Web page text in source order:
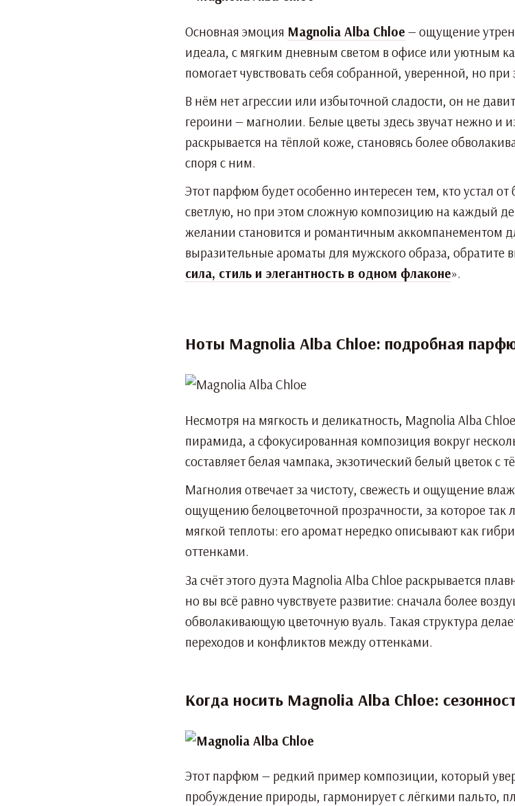
Основная эмоция Magnolia Alba Chloe — ощущение
идеала, с мягким дневным светом в офисе или уютным
помогает чувствовать себя собранной, уверенной, но
В нём нет агрессии или избыточной сладости, он не
героини — магнолии. Белые цветы здесь звучат нежно
раскрывается на тёплой коже, становясь более
споря с ним.
Этот парфюм будет особенно интересен тем, кто устал
светлую, но при этом сложную композицию на каждый
желании становится и романтичным аккомпанементом
выразительные ароматы для мужского образа, обратите
сила, стиль и элегантность в одном флаконе».
Ноты Magnolia Alba Chloe: подробная
Несмотря на мягкость и деликатность, Magnolia Alba
пирамида, а сфокусированная композиция вокруг
составляет белая чампака, экзотический белый цветок с
Магнолия отвечает за чистоту, свежесть и ощущение
ощущению белоцветочной прозрачности, за которое так
мягкой теплоты: его аромат нередко описывают как
оттенками.
За счёт этого дуэта Magnolia Alba Chloe раскрывается
но вы всё равно чувствуете развитие: сначала более
обволакивающую цветочную вуаль. Такая структура
переходов и конфликтов между оттенками.
Когда носить Magnolia Alba Chloe:
Этот парфюм — редкий пример композиции, который
пробуждение природы, гармонирует с лёгкими пальто,